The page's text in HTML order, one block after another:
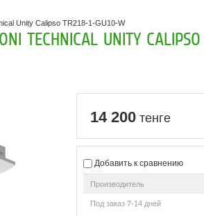
Unity Calipso TR218-1-GU10-W
UNITY CALIPSO
14 200 тенге
Добавить к сравнению
Производитель
Под заказ 7-14 дней